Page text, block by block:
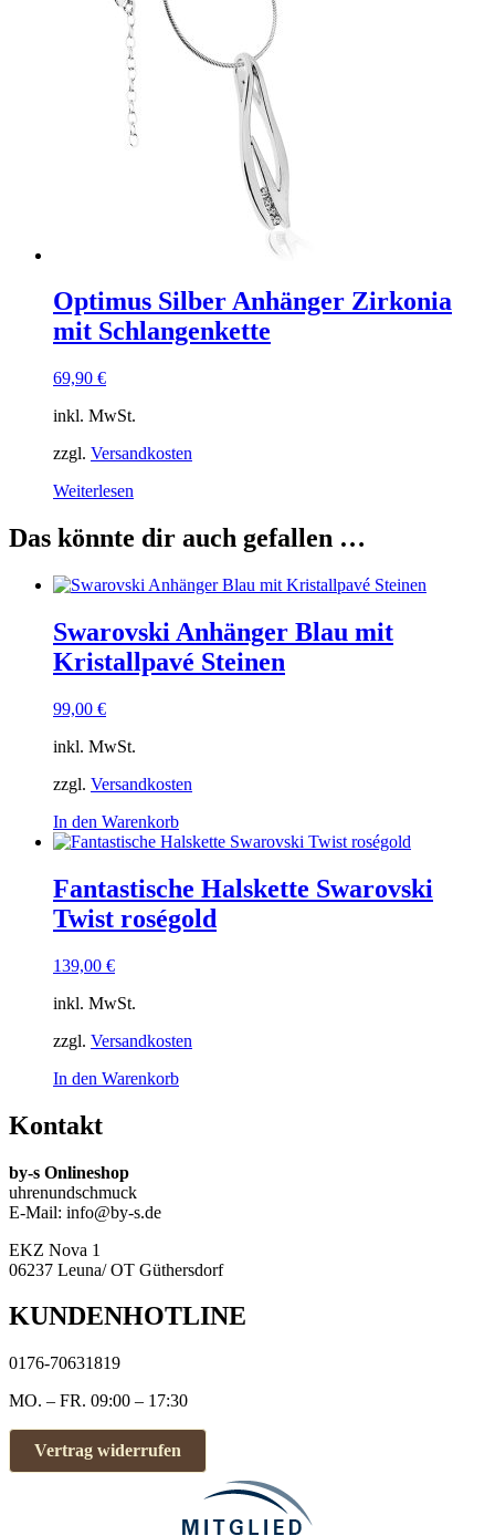
Optimus Silber Anhänger Zirkonia
mit Schlangenkette
69,90 €
inkl. MwSt.
zzgl. Versandkosten
Weiterlesen
Das könnte dir auch gefallen …
Swarovski Anhänger Blau mit
Kristallpavé Steinen
99,00 €
inkl. MwSt.
zzgl. Versandkosten
In den Warenkorb
Fantastische Halskette Swarovski
Twist roségold
139,00 €
inkl. MwSt.
zzgl. Versandkosten
In den Warenkorb
Kontakt
by-s Onlineshop
uhrenundschmuck
E-Mail: info@by-s.de
EKZ Nova 1
06237 Leuna/ OT Güthersdorf
KUNDENHOTLINE
0176-70631819
MO. – FR. 09:00 – 17:30
Vertrag widerrufen